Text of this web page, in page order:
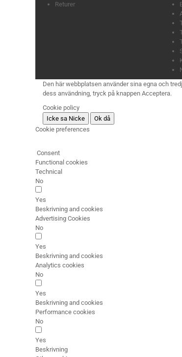
Returer
Den här webbplatsen använder sina egna och
dess användning, tryck på knappen Acceptera.
Cookie policy
Icke sa Nicke
Ok då
Cookie preferences
Consent
Functional cookies
Technical
No
Yes
Beskrivning and cookies
Advertising Cookies
No
Yes
Beskrivning and cookies
Analytics cookies
No
Yes
Beskrivning and cookies
Performance cookies
No
Yes
Beskrivning